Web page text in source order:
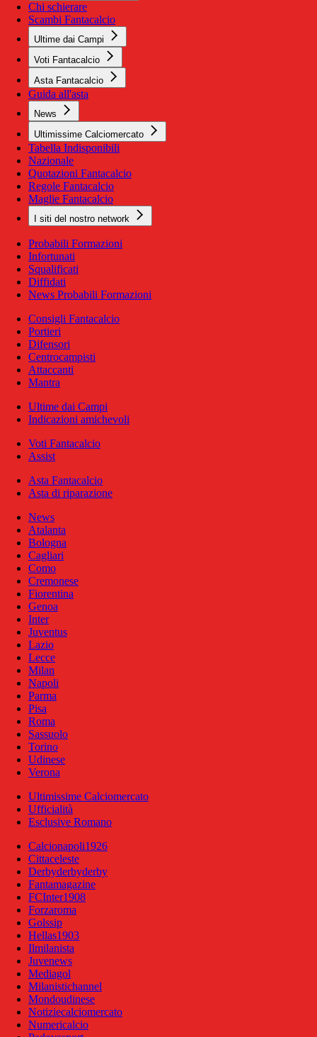
Chi schierare
Scambi Fantacalcio
Ultime dai Campi
Voti Fantacalcio
Asta Fantacalcio
Guida all'asta
News
Ultimissime Calciomercato
Tabella Indisponibili
Nazionale
Quotazioni Fantacalcio
Regole Fantacalcio
Maglie Fantacalcio
I siti del nostro network
Probabili Formazioni
Infortunati
Squalificati
Diffidati
News Probabili Formazioni
Consigli Fantacalcio
Portieri
Difensori
Centrocampisti
Attaccanti
Mantra
Ultime dai Campi
Indicazioni amichevoli
Voti Fantacalcio
Assist
Asta Fantacalcio
Asta di riparazione
News
Atalanta
Bologna
Cagliari
Como
Cremonese
Fiorentina
Genoa
Inter
Juventus
Lazio
Lecce
Milan
Napoli
Parma
Pisa
Roma
Sassuolo
Torino
Udinese
Verona
Ultimissime Calciomercato
Ufficialità
Esclusive Romano
Calcionapoli1926
Cittaceleste
Derbyderbyderby
Fantamagazine
FCInter1908
Forzaroma
Golssip
Hellas1903
Ilmilanista
Juvenews
Mediagol
Milanistichannel
Mondoudinese
Notiziecalciomercato
Numericalcio